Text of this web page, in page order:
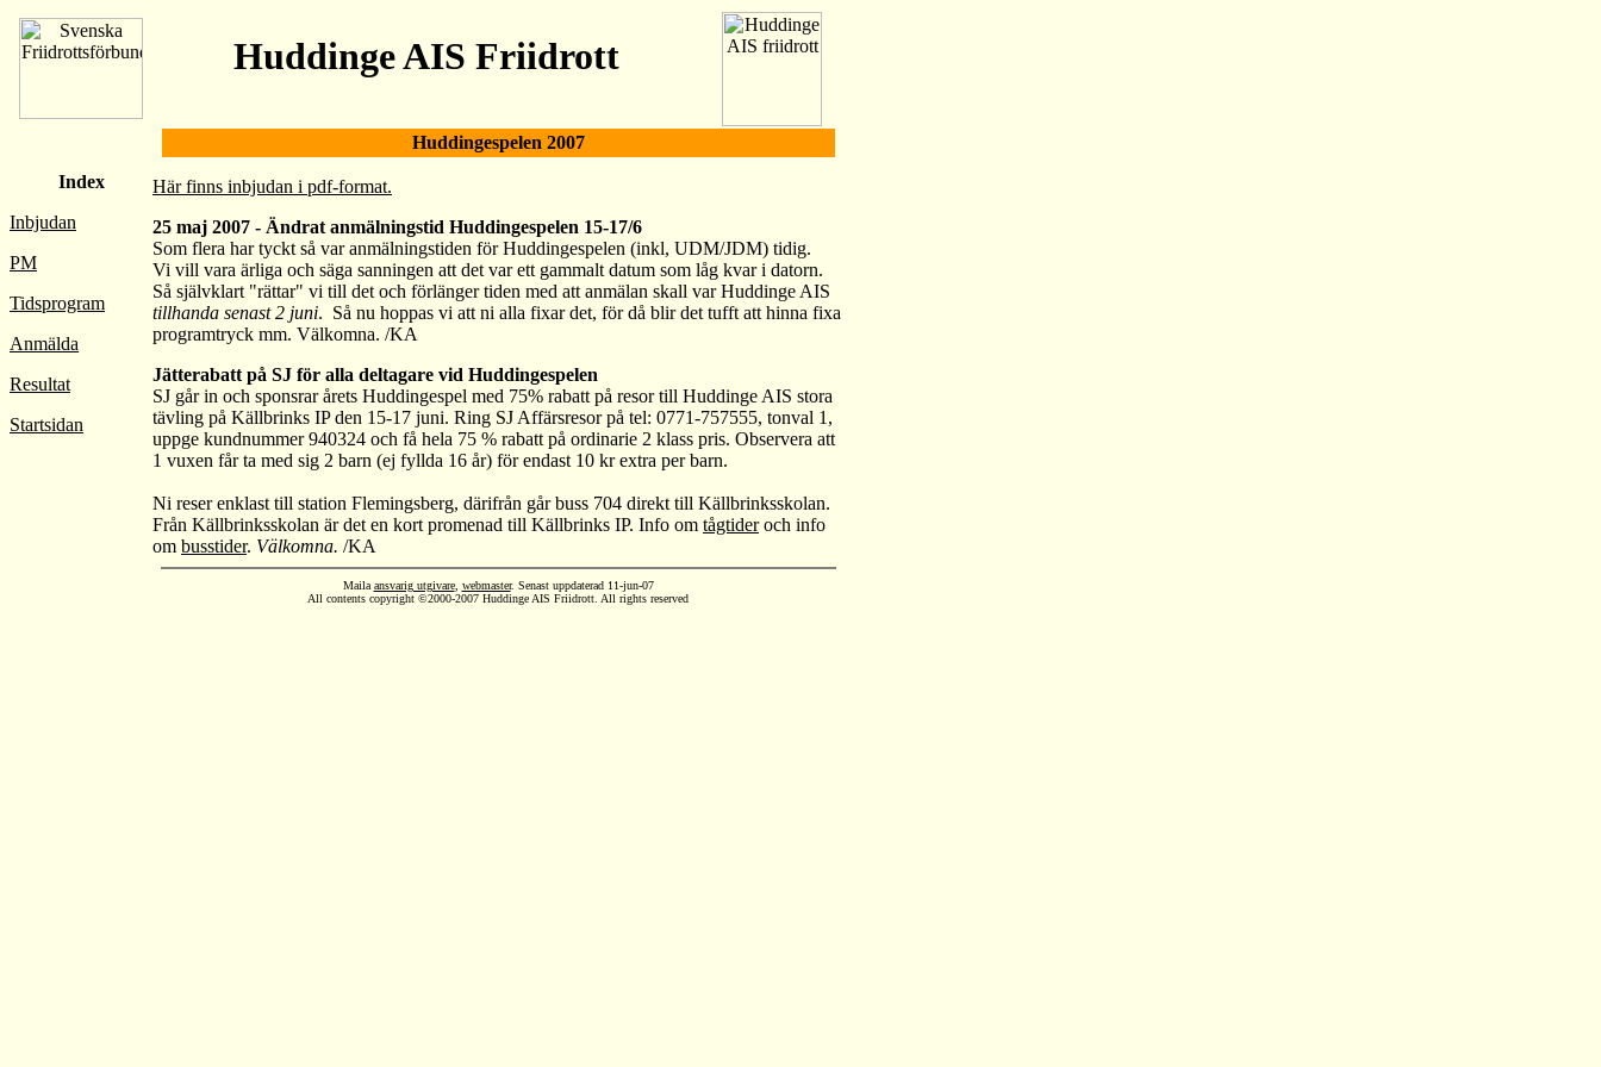
Huddinge AIS Friidrott
Index
Inbjudan
PM
Tidsprogram
Anmälda
Resultat
Startsidan
Huddingespelen 2007
Här finns inbjudan i pdf-format.
25 maj 2007 - Ändrat anmälningstid Huddingespelen 15-17/6
Som flera har tyckt så var anmälningstiden för Huddingespelen (inkl, UDM/JDM) tidig.
Vi vill vara ärliga och säga sanningen att det var ett gammalt datum som låg kvar i datorn.
Så självklart "rättar" vi till det och förlänger tiden med att anmälan skall var Huddinge AIS
tillhanda senast 2 juni. Så nu hoppas vi att ni alla fixar det, för då blir det tufft att hinna fixa
programtryck mm. Välkomna. /KA
Jätterabatt på SJ för alla deltagare vid Huddingespelen
SJ går in och sponsrar årets Huddingespel med 75% rabatt på resor till Huddinge AIS stora
tävling på Källbrinks IP den 15-17 juni. Ring SJ Affärsresor på tel: 0771-757555, tonval 1,
uppge kundnummer 940324 och få hela 75 % rabatt på ordinarie 2 klass pris. Observera att
1 vuxen får ta med sig 2 barn (ej fyllda 16 år) för endast 10 kr extra per barn.
Ni reser enklast till station Flemingsberg, därifrån går buss 704 direkt till Källbrinksskolan.
Från Källbrinksskolan är det en kort promenad till Källbrinks IP. Info om tågtideroch info
om busstider. Välkomna. /KA
Maila ansvarig utgivare, webmaster. Senast uppdaterad 11-jun-07
All contents copyright ©2000-2007 Huddinge AIS Friidrott. All rights reserved